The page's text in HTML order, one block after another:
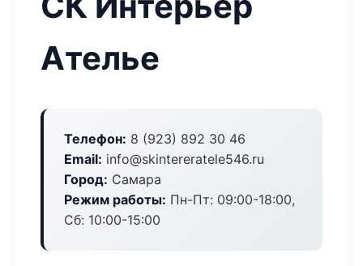
Ателье
Телефон: 8 (923) 892 30 46
Email: info@skintereratele546.ru
Город: Самара
Режим работы: Пн-Пт: 09:00-18:00,
Сб: 10:00-15:00